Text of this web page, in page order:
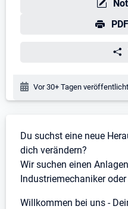
Veröffentlichungsdatum:
Vor 30+ Tagen veröffentlicht
Du suchst eine neue
dich verändern?
Wir suchen einen
Industriemechaniker
Willkommen bei uns -